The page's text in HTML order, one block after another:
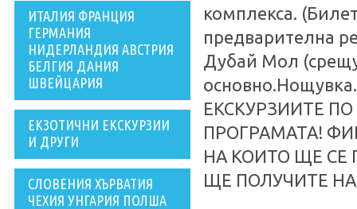
ИТАЛИЯ ФРАНЦИЯ
ГЕРМАНИЯ
НИДЕРЛАНДИЯ АВСТРИЯ
БЕЛГИЯ ДАНИЯ
ШВЕЙЦАРИЯ
ЕКЗОТИЧНИ ЕКСКУРЗИИ
И ДРУГИ
СЛОВЕНИЯ ХЪРВАТИЯ
ЧЕХИЯ УНГАРИЯ ПОЛША
комплекса.
предварителна
Дубай Мол
ЕКСКУРЗИИТЕ
ПРОГРАМАТА!
НА КОИТО ЩЕ СЕ
ЩЕ ПОЛУЧИТЕ